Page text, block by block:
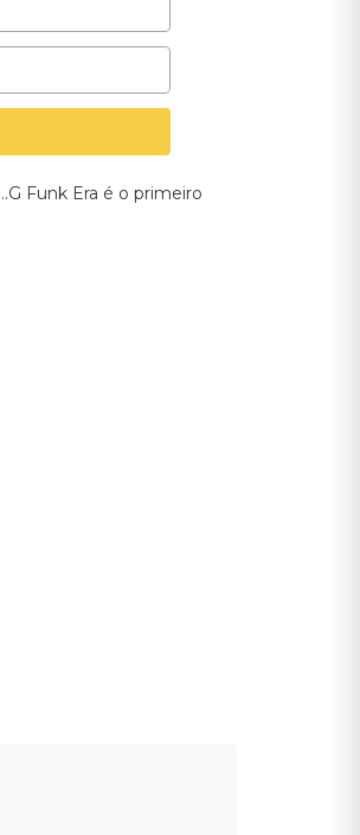
Funk Era é o primeiro